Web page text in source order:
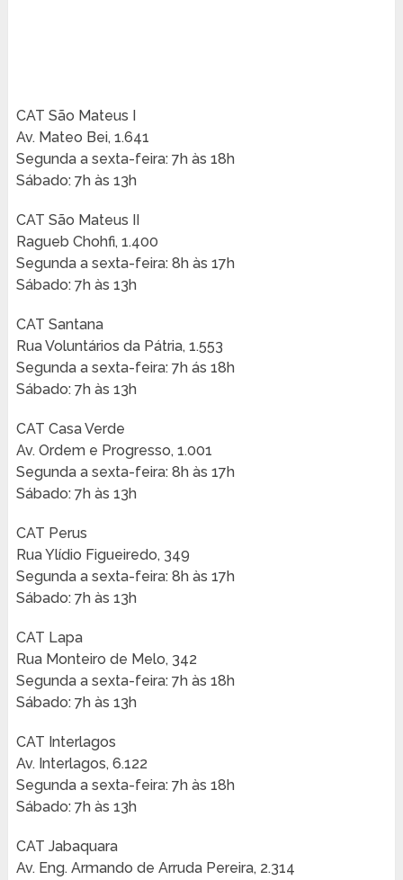
CAT São Mateus I
Av. Mateo Bei, 1.641
Segunda a sexta-feira: 7h às 18h
Sábado: 7h às 13h
CAT São Mateus II
Ragueb Chohfi, 1.400
Segunda a sexta-feira: 8h às 17h
Sábado: 7h às 13h
CAT Santana
Rua Voluntários da Pátria, 1.553
Segunda a sexta-feira: 7h ás 18h
Sábado: 7h às 13h
CAT Casa Verde
Av. Ordem e Progresso, 1.001
Segunda a sexta-feira: 8h às 17h
Sábado: 7h às 13h
CAT Perus
Rua Ylídio Figueiredo, 349
Segunda a sexta-feira: 8h às 17h
Sábado: 7h às 13h
CAT Lapa
Rua Monteiro de Melo, 342
Segunda a sexta-feira: 7h às 18h
Sábado: 7h às 13h
CAT Interlagos
Av. Interlagos, 6.122
Segunda a sexta-feira: 7h às 18h
Sábado: 7h às 13h
CAT Jabaquara
Av. Eng. Armando de Arruda Pereira, 2.314